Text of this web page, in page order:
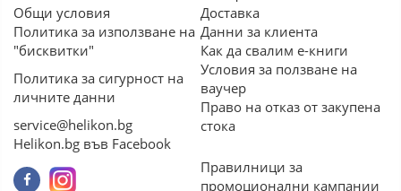
Общи условия
Политика за използване на
"бисквитки"
Политика за сигурност на
личните данни
service@helikon.bg
Helikon.bg във Facebook
Доставка
Данни за клиента
Как да свалим е-книги
Условия за ползване на
ваучер
Право на отказ от закупена
стока
Правилници за
промоционални кампании